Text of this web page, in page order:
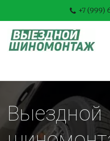
+7 (999)
Выездной